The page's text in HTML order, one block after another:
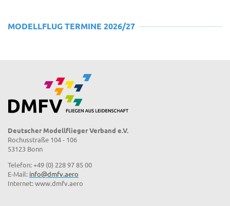
MODELLFLUG TERMINE 2026/27
Deutscher Modellflieger Verband e.V.
Rochusstraße 104 - 106
53123 Bonn
Telefon: +49 (0) 228 97 85 00
E-Mail: info@dmfv.aero
Internet: www.dmfv.aero